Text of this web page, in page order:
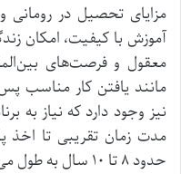
مزایای تحصیل در رومانی
آموزش با کیفیت، امکان
معقول و فرصت‌های
مانند یافتن کار مناسب
نیز وجود دارد که نیاز به
مدت زمان تقریبی تا اخذ
حدود ۸ تا ۱۰ سال به طول می‌انجامد.